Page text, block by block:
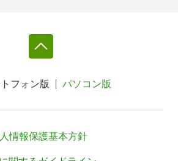
フォン版 パソコン版
情報保護基本方針